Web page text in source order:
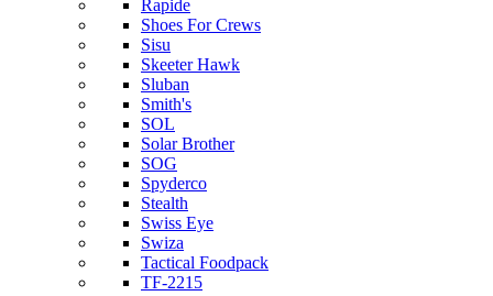
Rapide
Shoes For Crews
Sisu
Skeeter Hawk
Sluban
Smith's
SOL
Solar Brother
SOG
Spyderco
Stealth
Swiss Eye
Swiza
Tactical Foodpack
TF-2215